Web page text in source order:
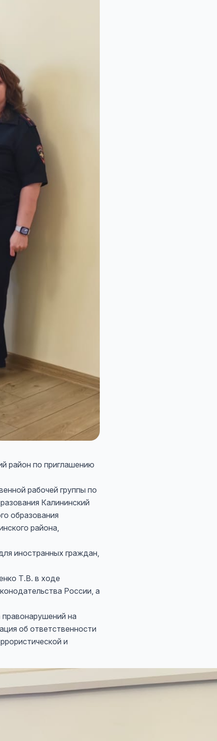
район по приглашению
рабочей группы по
Калининский
образования
района,
иностранных граждан,
Т.В. в ходе
России, а
на
об ответственности
и